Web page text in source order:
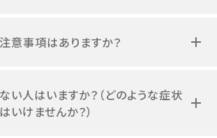
意事項はありますか？
い人はいますか？（どのような症状
いけませんか？）